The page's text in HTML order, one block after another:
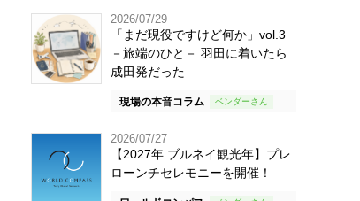
2026/07/29
「まだ現役ですけど何か」vol.3
－旅端のひと－ 羽田に着いたら
成田発だった
現場の本音コラム
2026/07/27
【2027年 ブルネイ観光年】プレ
ローンチセレモニーを開催！